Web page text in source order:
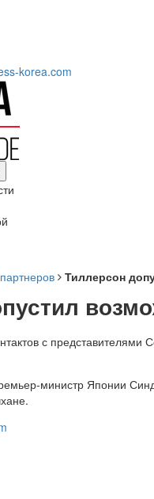
korea.com
Тиллерсон
с
министр Японии